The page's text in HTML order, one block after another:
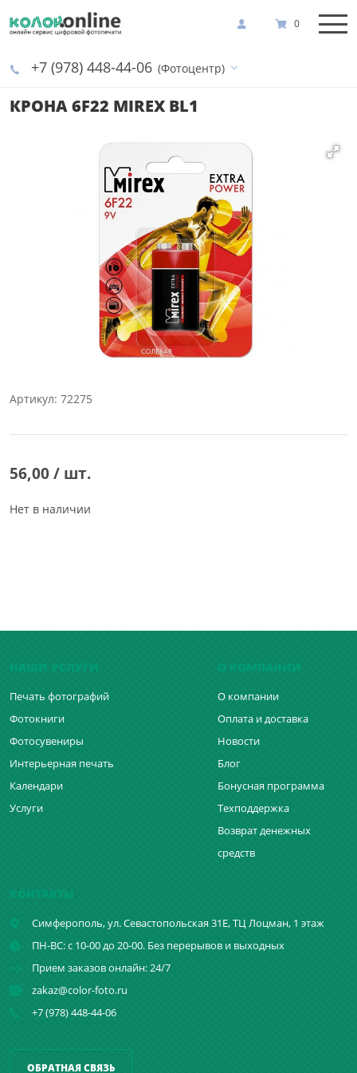
+7 (978) 448-44-06 (Фотоцентр)
0
КРОНА 6F22 MIREX BL1
Артикул: 72275
56,00 / шт.
Нет в наличии
Печать фотографий
Фотокниги
Фотосувениры
Интерьерная печать
Календари
Услуги
О компании
Оплата и доставка
Новости
Блог
Бонусная программа
Техподдержка
Возврат денежных
средств
Симферополь,ул. Севастопольская 31Е, ТЦ Лоцман, 1 этаж
ПН-ВС: с 10-00 до 20-00. Без перерывов и выходных
Прием заказов онлайн: 24/7
zakaz@color-foto.ru
+7 (978) 448-44-06
ОБРАТНАЯ СВЯЗЬ